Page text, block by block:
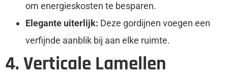
om energieskosten te besparen.
Elegante uiterlijk: Deze gordijnen voegen een
verfijnde aanblik bij aan elke ruimte.
4. Verticale Lamellen